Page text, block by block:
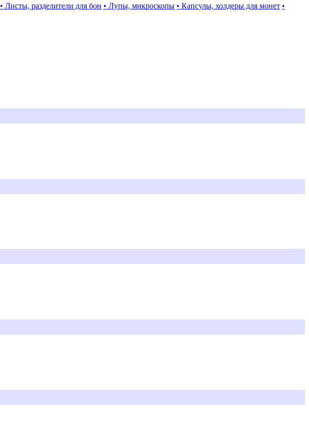
• Листы, разделители для бон • Лупы, микроскопы • Капсулы, холдеры для монет •